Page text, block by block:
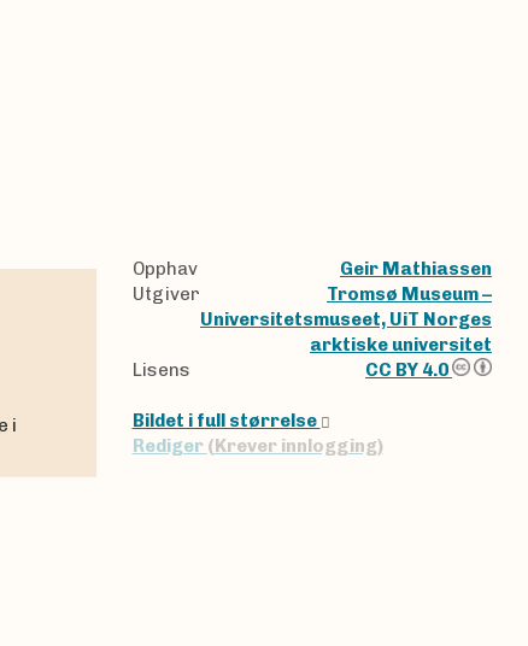
Opphav
Geir Mathiassen
Utgiver
Tromsø Museum –
Universitetsmuseet, UiT Norges
arktiske universitet
Lisens
CC BY 4.0
Bildet i full størrelse
Rediger (Krever innlogging)